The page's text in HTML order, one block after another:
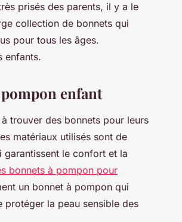
prisés des parents, il y a le
collection de bonnets qui
pour tous les âges.
enfants.
enfant
trouver des bonnets pour leurs
matériaux utilisés sont de
garantissent le confort et la
bonnets à pompon pour
un bonnet à pompon qui
protéger la peau sensible des